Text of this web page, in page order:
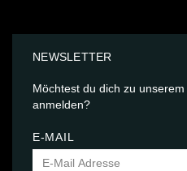
NEWSLETTER
Möchtest du dich zu unserem
anmelden?
E-MAIL